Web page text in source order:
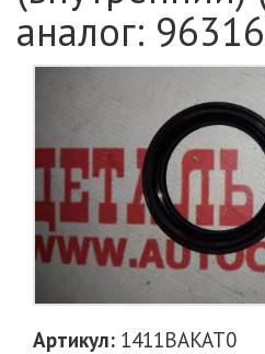
аналог:
Артикул: 1411BAKAT0